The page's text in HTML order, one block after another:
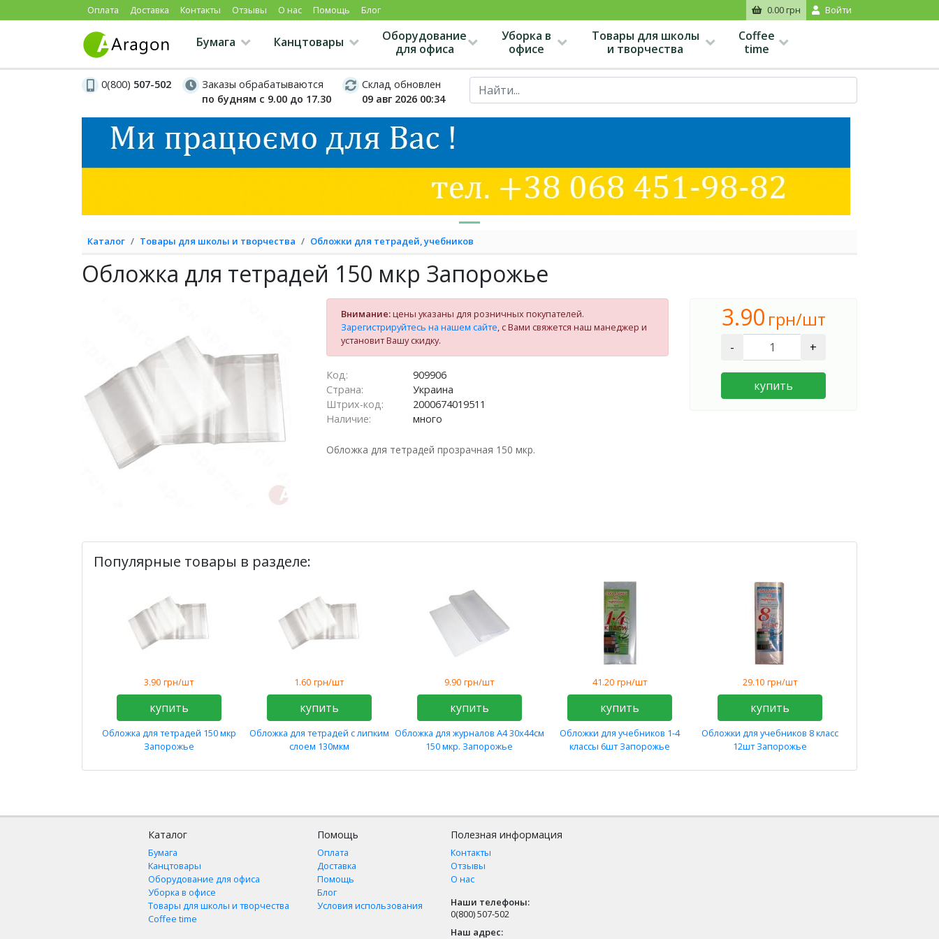
Оплата Доставка Контакты Отзывы О нас Помощь Блог 0.00 грн Войти
Бумага Канцтовары
Оборудование
для офиса
Уборка в
офисе
Товары для школы
и творчества
Coffee
time
0(800) 507-502
Заказы обрабатываются
по будням с 9.00 до 17.30
Склад обновлен
09 авг 2026 00:34
Каталог Товары для школы и творчества Обложки для тетрадей, учебников
Обложка для тетрадей 150 мкр Запорожье
3.90 грн/шт
- +
купить
Внимание:цены указаны для розничных покупателей.
Зарегистрируйтесь на нашем сайте, с Вами свяжется наш манеджер и
установит Вашу скидку.
Код:
909906
Страна:
Украина
Штрих-код:
2000674019511
Наличие:
много
Обложка для тетрадей прозрачная 150 мкр.
Популярные товары в разделе:
3.90 грн/шт
купить
Обложка для тетрадей 150 мкр
Запорожье
1.60 грн/шт
купить
Обложка для тетрадей с липким
слоем 130мкм
9.90 грн/шт
купить
Обложка для журналов А4 30х44см
150 мкр. Запорожье
41.20 грн/шт
купить
Обложки для учебников 1-4
классы 6шт Запорожье
29.10 грн/шт
купить
Обложки для учебников 8 класс
12шт Запорожье
Каталог
Бумага
Канцтовары
Оборудование для офиса
Уборка в офисе
Товары для школы и творчества
Coffee time
Помощь
Оплата
Доставка
Помощь
Блог
Условия использования
Полезная информация
Контакты
Отзывы
О нас
Наши телефоны:
0(800) 507-502
Наш адрес: